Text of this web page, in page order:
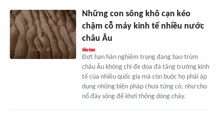
Những con sông khô cạn kéo
chậm cỗ máy kinh tế nhiều nước
châu Âu
Đợt hạn hán nghiêm trọng đang bao trùm
châu Âu không chỉ đe dọa đà tăng trưởng kinh
tế của nhiều quốc gia mà còn buộc họ phải áp
dụng những biện pháp chưa từng có, như cho
nổ đáy sông để khơi thông dòng chảy.